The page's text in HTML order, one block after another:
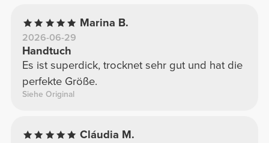
Marina B.
2026-06-29
Handtuch
Es ist superdick, trocknet sehr gut und hat die
perfekte Größe.
Siehe Original
Cláudia M.